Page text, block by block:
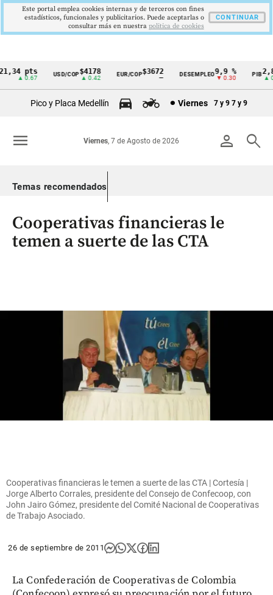
Cintillo
Colombia
pts
▲ 0.67
USD/COP$4178
▲ 0.42
EUR/COP$3672 DESEMPLEO9,9 %
▼ 0.30
2,8
▲
Pico y Placa Medellín Viernes 7 y 9 7 y 9
person search
Viernes, 7 de Agosto de 2026
menu
Temas recomendados
Cooperativas financieras le
temen a suerte de las CTA
Cooperativas financieras le temen a suerte de las CTA | Cortesía |
Jorge Alberto Corrales, presidente del Consejo de Confecoop, con
John Jairo Gómez, presidente del Comité Nacional de Cooperativas
de Trabajo Asociado.
26 de septiembre de 2011
La Confederación de Cooperativas de Colombia
Este portal emplea cookies internas y de terceros con fines
estadísticos, funcionales y publicitarios. Puede aceptarlas o
consultar más en nuestra politica de cookies
CONTINUAR